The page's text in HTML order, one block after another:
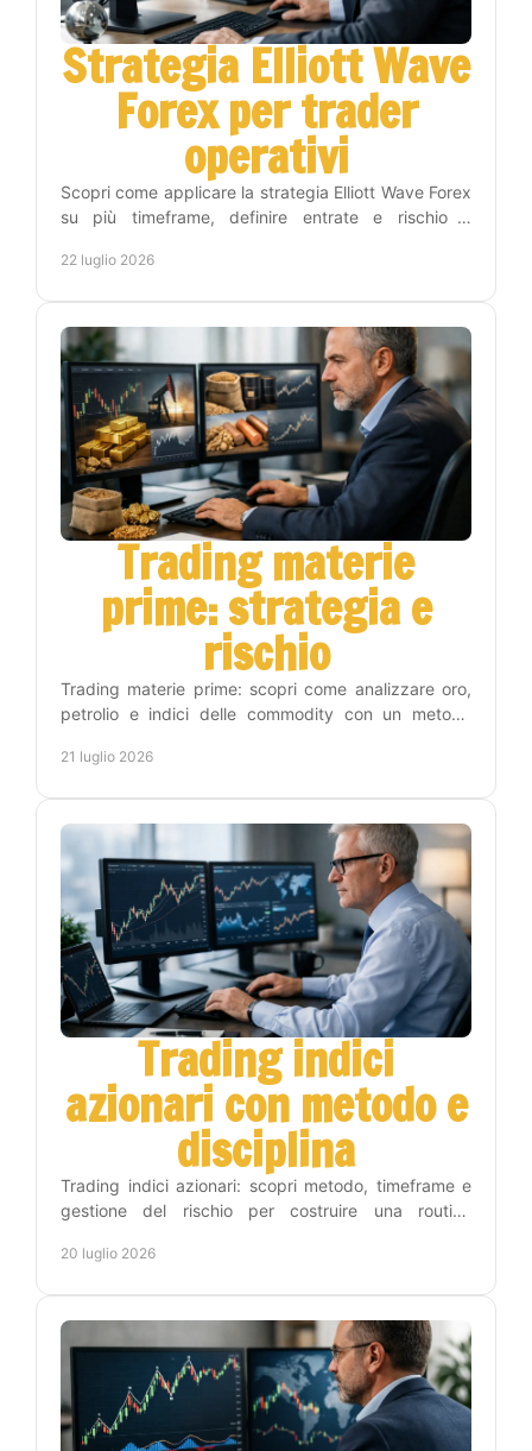
Strategia Elliott Wave
Forex per trader
operativi
Scopri come applicare la strategia Elliott Wave Forex
su più timeframe, definire entrate e rischio e
22 luglio 2026
Trading materie
prime: strategia e
rischio
Trading materie prime: scopri come analizzare oro,
petrolio e indici delle commodity con un metodo
21 luglio 2026
Trading indici
azionari con metodo e
disciplina
Trading indici azionari: scopri metodo, timeframe e
gestione del rischio per costruire una routine
20 luglio 2026